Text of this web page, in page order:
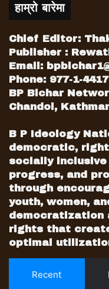
हाम्रो बारेमा
Chief Editor:
Publisher :
Email:
Phone: 977-1-
BP Bichar
Chandol,
B P Ideology
democratic,
socially
progress, and
through
youth, women,
democratization
rights that
optimal
Recent